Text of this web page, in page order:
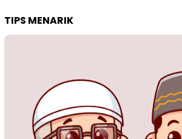
TIPS MENARIK